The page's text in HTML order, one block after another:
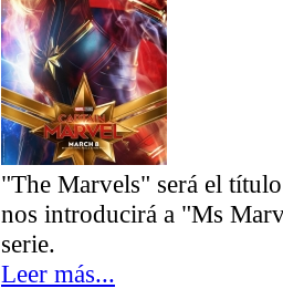
"The Marvels" será el
nos introducirá a "Ms
serie.
Leer más...